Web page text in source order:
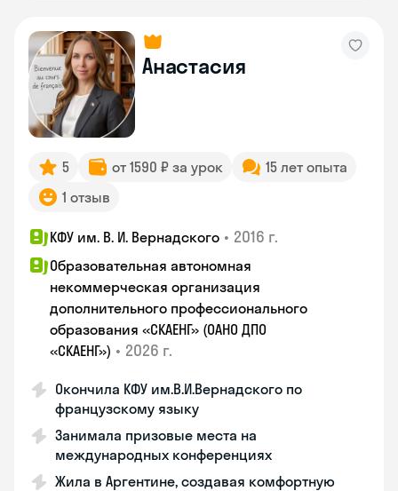
Анастасия
5 от 1590 ₽ за урок
15 лет опыта
1 отзыв
КФУ им. В. И. Вернадского • 2016 г.
Образовательная автономная
некоммерческая организация
дополнительного профессионального
образования «СКАЕНГ» (ОАНО ДПО
«СКАЕНГ») • 2026 г.
Окончила КФУ им.В.И.Вернадского по
французскому языку
Занимала призовые места на
международных конференциях
Жила в Аргентине, создавая комфортную